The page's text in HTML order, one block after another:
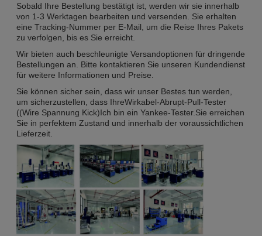
Sobald Ihre Bestellung bestätigt ist, werden wir sie innerhalb
von 1-3 Werktagen bearbeiten und versenden. Sie erhalten
eine Tracking-Nummer per E-Mail, um die Reise Ihres Pakets
zu verfolgen, bis es Sie erreicht.
Wir bieten auch beschleunigte Versandoptionen für dringende
Bestellungen an. Bitte kontaktieren Sie unseren Kundendienst
für weitere Informationen und Preise.
Sie können sicher sein, dass wir unser Bestes tun werden,
um sicherzustellen, dass IhreWirkabel-Abrupt-Pull-Tester
((Wire Spannung Kick)Ich bin ein Yankee-Tester. Sie erreichen
Sie in perfektem Zustand und innerhalb der voraussichtlichen
Lieferzeit.